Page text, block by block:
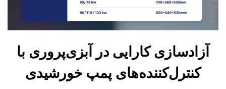
آزادسازی کارایی در آبزی‌پروری با
کنترل‌کننده‌های پمپ خورشیدی